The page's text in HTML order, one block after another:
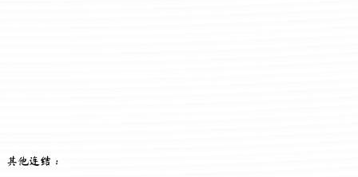
其他连结：